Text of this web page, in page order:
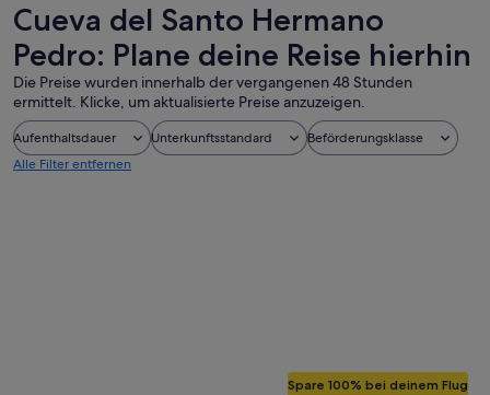
Cueva del Santo Hermano
Pedro: Plane deine Reise hierhin
Die Preise wurden innerhalb der vergangenen 48 Stunden
ermittelt. Klicke, um aktualisierte Preise anzuzeigen.
Aufenthaltsdauer Unterkunftsstandard
Beförderungsklasse
Alle Filter entfernen
Spare 100% bei deinem Flug